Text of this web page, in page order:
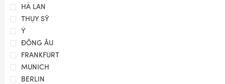
HÀ LAN
THỤY SỸ
Ý
ĐÔNG ÂU
FRANKFURT
MUNICH
BERLIN